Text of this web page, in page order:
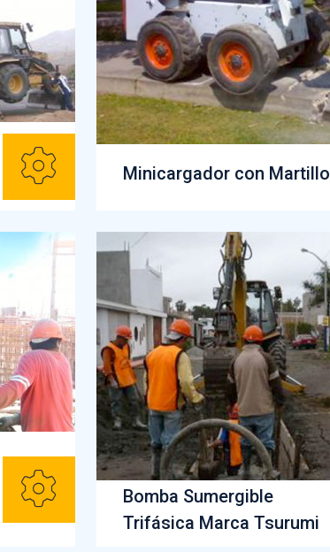
Minicargador con Martillo
Bomba Sumergible
Trifásica Marca Tsurumi